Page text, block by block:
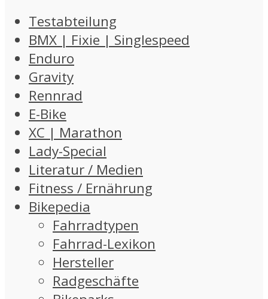
Testabteilung
BMX | Fixie | Singlespeed
Enduro
Gravity
Rennrad
E-Bike
XC | Marathon
Lady-Special
Literatur / Medien
Fitness / Ernährung
Bikepedia
Fahrradtypen
Fahrrad-Lexikon
Hersteller
Radgeschäfte